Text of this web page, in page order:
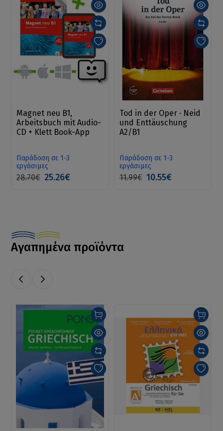
Magnet neu B1,
Arbeitsbuch mit Audio-
CD + Klett Book-App
Παράδοση σε 1-3
εργάσιμες
28.70€ 25.26€
Tod in der Oper · Neid
und Enttäuschung
A2/B1
Παράδοση σε 1-3
εργάσιμες
11.99€ 10.55€
Αγαπημένα προϊόντα